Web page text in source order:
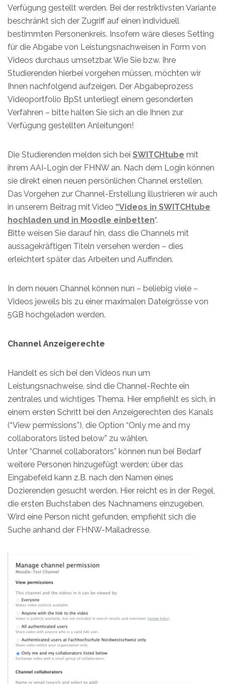
Verfügung gestellt werden. Bei der restriktivsten Variante
beschränkt sich der Zugriff auf einen individuell
bestimmten Personenkreis. Insofern wäre dieses Setting
für die Abgabe von Leistungsnachweisen in Form von
Videos durchaus umsetzbar. Wie Sie bzw. Ihre
Studierenden hierbei vorgehen müssen, möchten wir
Ihnen nachfolgend aufzeigen. Der Abgabeprozess
Videoportfolio BpSt unterliegt einem gesonderten
Verfahren – bitte halten Sie sich an die Ihnen zur
Verfügung gestellten Anleitungen!
Die Studierenden melden sich bei SWITCHtube mit
ihrem AAI-Login der FHNW an. Nach dem Login können
sie direkt einen neuen persönlichen Channel erstellen.
Das Vorgehen zur Channel-Erstellung illustrieren wir auch
in unserem Beitrag mit Video “Videos in SWITCHtube
hochladen und in Moodle einbetten“.
Bitte weisen Sie darauf hin, dass die Channels mit
aussagekräftigen Titeln versehen werden – dies
erleichtert später das Arbeiten und Auffinden.
In dem neuen Channel können nun – beliebig viele –
Videos jeweils bis zu einer maximalen Dateigrösse von
5GB hochgeladen werden.
Channel Anzeigerechte
Handelt es sich bei den Videos nun um
Leistungsnachweise, sind die Channel-Rechte ein
zentrales und wichtiges Thema. Hier empfiehlt es sich, in
einem ersten Schritt bei den Anzeigerechten des Kanals
(“View permissions”), die Option “Only me and my
collaborators listed below” zu wählen.
Unter “Channel collaborators” können nun bei Bedarf
weitere Personen hinzugefügt werden; über das
Eingabefeld kann z.B. nach den Namen eines
Dozierenden gesucht werden. Hier reicht es in der Regel,
die ersten Buchstaben des Nachnamens einzugeben.
Wird eine Person nicht gefunden, empfiehlt sich die
Suche anhand der FHNW-Mailadresse.